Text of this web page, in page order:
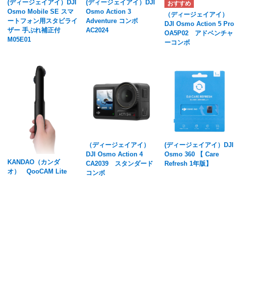
(ディージェイアイ）DJI
Osmo Mobile SE スマ
ートフォン用スタビライ
ザー 手ぶれ補正付
M05E01
(ディージェイアイ）DJI
Osmo Action 3
Adventure コンボ
AC2024
（ディージェイアイ）
DJI Osmo Action 5 Pro
OA5P02 アドベンチャ
ーコンボ
KANDAO（カンダ
オ） QooCAM Lite
（ディージェイアイ）
DJI Osmo Action 4
CA2039 スタンダード
コンボ
(ディージェイアイ）DJI
Osmo 360 【 Care
Refresh 1年版】